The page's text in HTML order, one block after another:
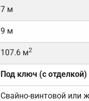
7 м
9 м
107.6 м2
Под ключ (с отделкой)
Свайно-винтовой или